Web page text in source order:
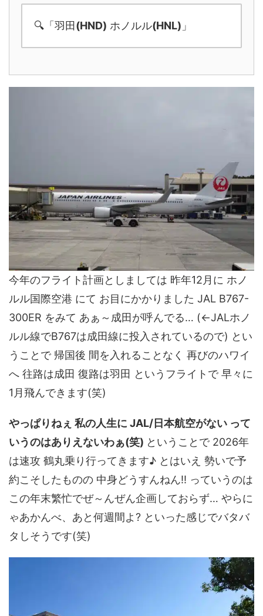
🔍「羽田(HND) ホノルル(HNL) 」
今年のフライト計画としましては 昨年12月に ホノ
ルル国際空港 にて お目にかかりました JAL B767-
300ER をみて あぁ～成田が呼んでる… (←JALホノ
ルル線でB767は成田線に投入されているので) とい
うことで 帰国後 間を入れることなく 再びのハワイ
へ 往路は成田 復路は羽田 というフライトで 早々に
1月飛んできます(笑)
やっぱりねぇ 私の人生に JAL/日本航空がない って
いうのはありえないわぁ(笑) ということで 2026年
は速攻 鶴丸乗り行ってきます♪ とはいえ 勢いで予
約こそしたものの 中身どうすんねん!! っていうのは
この年末繁忙でぜ～んぜん企画しておらず… やらに
ゃあかんべ、あと何週間よ? といった感じでバタバ
タしそうです(笑)